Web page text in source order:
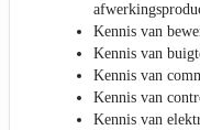
Kennis van
Kennis van
Kennis van
Kennis van
Kennis van